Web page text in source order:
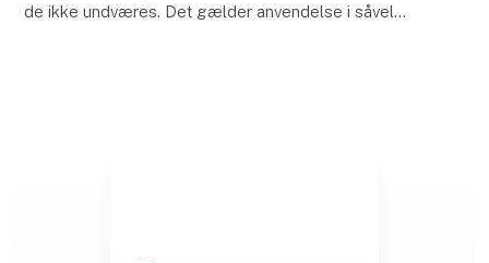
de ikke undværes. Det gælder anvendelse i såvel